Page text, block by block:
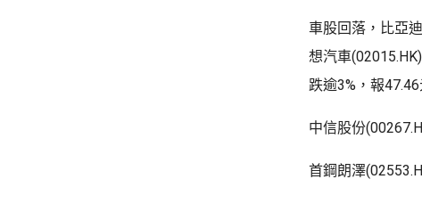
車股回落，比亞
想汽車
跌逾3%，報47.46
中信股份
首鋼朗澤